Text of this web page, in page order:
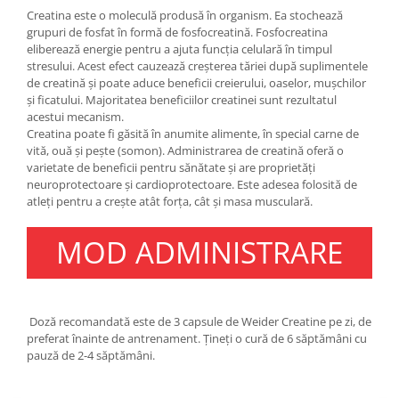
Under Armour
Universal
Vitargo
Weider
Zenana
Creatina este o moleculă produsă în organism. Ea stochează
grupuri de fosfat în formă de fosfocreatină. Fosfocreatina
eliberează energie pentru a ajuta funcția celulară în timpul
stresului. Acest efect cauzează creșterea tăriei după suplimentele
de creatină și poate aduce beneficii creierului, oaselor, mușchilor
și ficatului. Majoritatea beneficiilor creatinei sunt rezultatul
acestui mecanism.
Creatina poate fi găsită în anumite alimente, în special carne de
vită, ouă și pește (somon). Administrarea de creatină oferă o
varietate de beneficii pentru sănătate și are proprietăți
neuroprotectoare și cardioprotectoare. Este adesea folosită de
atleți pentru a crește atât forța, cât și masa musculară.
MOD ADMINISTRARE
Doză recomandată este de 3 capsule de Weider Creatine pe zi, de
preferat înainte de antrenament. Țineți o cură de 6 săptămâni cu
pauză de 2-4 săptămâni.